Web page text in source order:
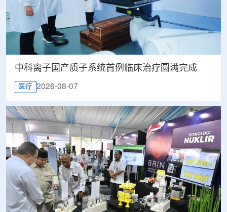
中科离子国产质子系统首例临床治疗圆满完成
医疗 2026-08-07